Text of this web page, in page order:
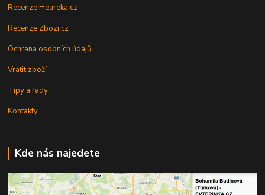
Recenze Heureka.cz
Recenze Zbozi.cz
Ochrana osobních údajů
Vrátit zboží
Tipy a rady
Kontakty
Kde nás najedete